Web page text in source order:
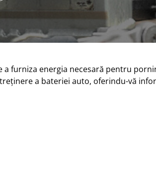
furniza energia necesară pentru
a bateriei auto, oferindu-vă